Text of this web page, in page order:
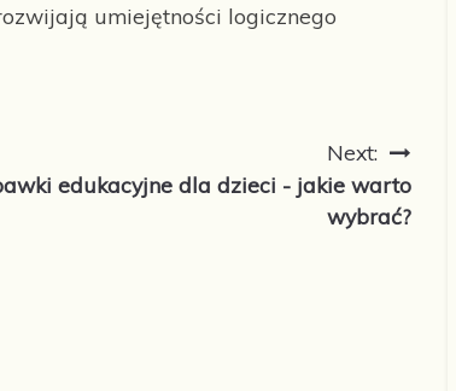
umiejętności logicznego
Next:
edukacyjne dla dzieci - jakie warto
wybrać?